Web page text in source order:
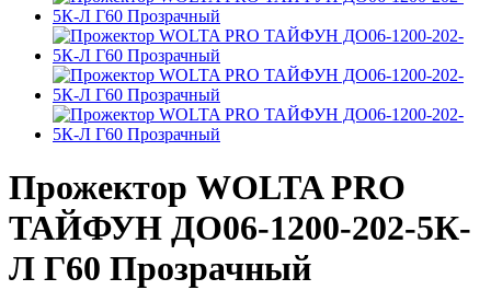
Прожектор WOLTA PRO
ТАЙФУН ДО06-1200-202-5К-
Л Г60 Прозрачный